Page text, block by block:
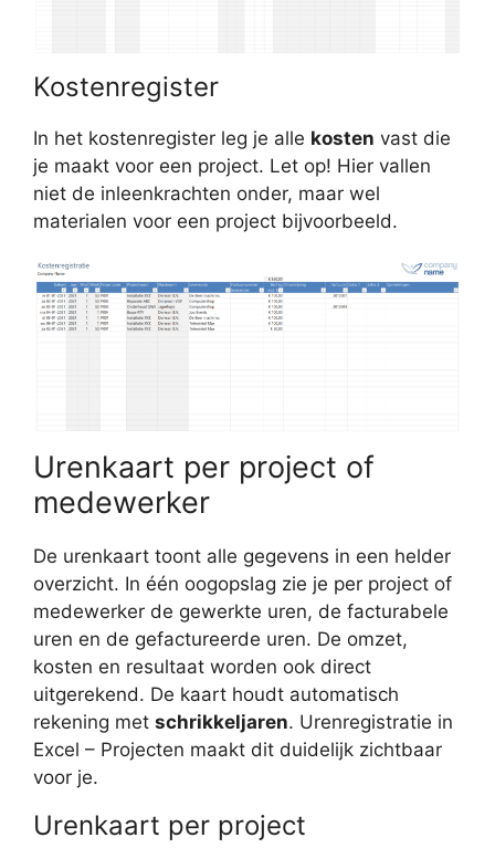
Kostenregister
In het kostenregister leg je alle kosten vast die
je maakt voor een project. Let op! Hier vallen
niet de inleenkrachten onder, maar wel
materialen voor een project bijvoorbeeld.
Urenkaart per project of
medewerker
De urenkaart toont alle gegevens in een helder
overzicht. In één oogopslag zie je per project of
medewerker de gewerkte uren, de facturabele
uren en de gefactureerde uren. De omzet,
kosten en resultaat worden ook direct
uitgerekend. De kaart houdt automatisch
rekening met schrikkeljaren. Urenregistratie in
Excel – Projecten maakt dit duidelijk zichtbaar
voor je.
Urenkaart per project